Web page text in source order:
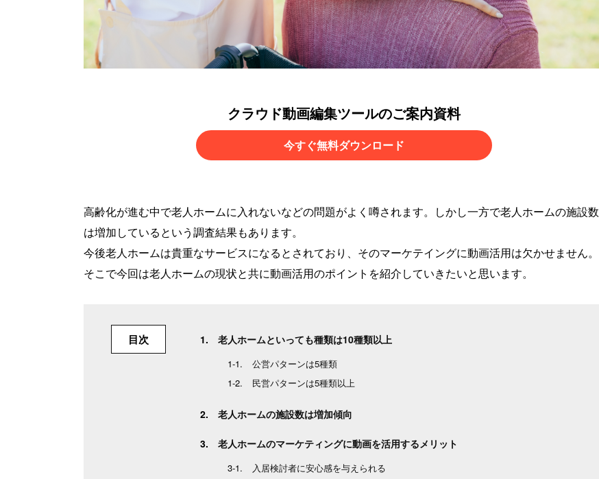
クラウド動画編集ツールのご案内資料
今すぐ無料ダウンロード
高齢化が進む中で老人ホームに入れないなどの問題がよく噂されます。しかし一方で老人ホームの施設数
は増加しているという調査結果もあります。
今後老人ホームは貴重なサービスになるとされており、そのマーケテイングに動画活用は欠かせません。
そこで今回は老人ホームの現状と共に動画活用のポイントを紹介していきたいと思います。
目次 老人ホームといっても種類は10種類以上
公営パターンは5種類
民営パターンは5種類以上
老人ホームの施設数は増加傾向
老人ホームのマーケティングに動画を活用するメリット
入居検討者に安心感を与えられる